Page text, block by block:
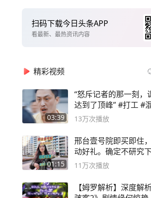
扫码下载今日头条APP
看最新、最热资讯内容
精彩视频
03:39
“怒斥记者的那一刻，
达到了顶峰” #打工 #
13万次播放
01:15
邢台壹号院即买即住
动好礼。确定不研究下
11万次播放
【姆罗解析】深度解